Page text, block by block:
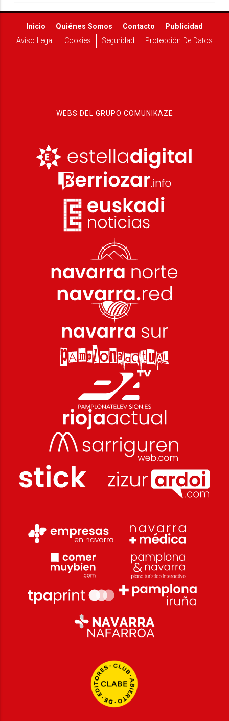
Inicio Quiénes Somos Contacto
Publicidad
Aviso Legal
Cookies Seguridad Protección De Datos
WEBS DEL GRUPO COMUNIKAZE